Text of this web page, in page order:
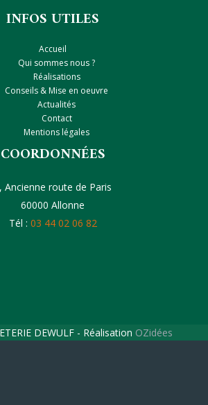
INFOS UTILES
Accueil
Qui sommes nous ?
Réalisations
Conseils & Mise en oeuvre
Actualités
Contact
Mentions légales
COORDONNÉES
Ancienne route de Paris
60000 Allonne
Tél : 03 44 02 06 82
DEWULF - Réalisation OZidées